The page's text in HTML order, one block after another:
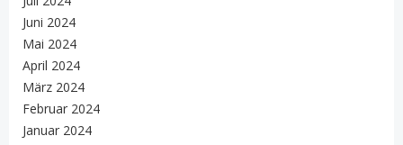
Juni 2024
Mai 2024
April 2024
März 2024
Februar 2024
Januar 2024